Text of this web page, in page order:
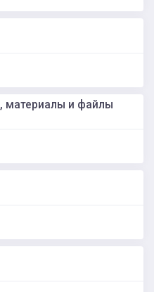
материалы и файлы